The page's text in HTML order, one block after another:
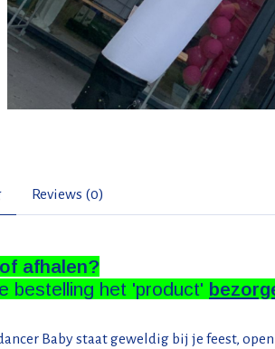
Reviews (0)
afhalen?
bestelling het 'product'
Baby staat geweldig bij je feest,